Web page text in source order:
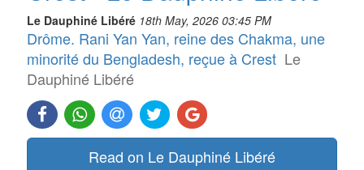
Le Dauphiné Libéré 18th May, 2026 03:45 PM
Drôme. Rani Yan Yan, reine des Chakma, une
minorité du Bengladesh, reçue à Crest Le
Dauphiné Libéré
Read on Le Dauphiné Libéré